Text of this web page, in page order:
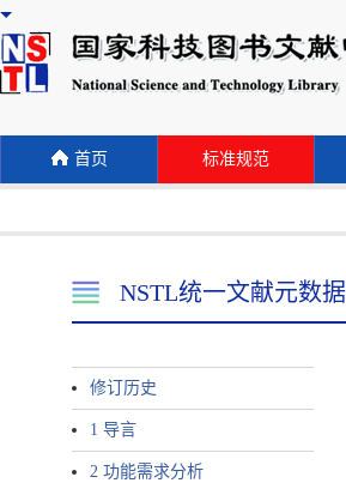
首页 标准规范
NSTL统一文献元数
修订历史
1 导言
2 功能需求分析